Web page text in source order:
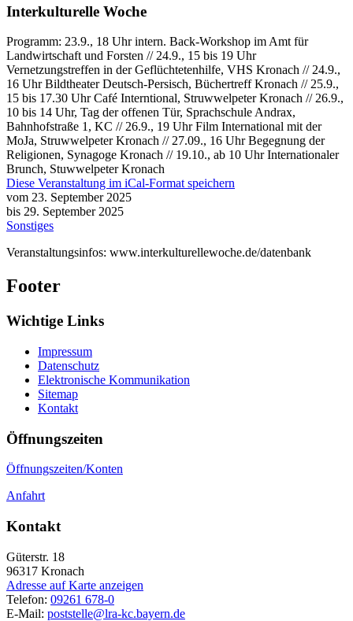
Interkulturelle Woche
Programm: 23.9., 18 Uhr intern. Back-Workshop im Amt für
Landwirtschaft und Forsten // 24.9., 15 bis 19 Uhr
Vernetzungstreffen in der Geflüchtetenhilfe, VHS Kronach // 24.9.,
16 Uhr Bildtheater Deutsch-Persisch, Büchertreff Kronach // 25.9.,
15 bis 17.30 Uhr Café Interntional, Struwwelpeter Kronach // 26.9.,
10 bis 14 Uhr, Tag der offenen Tür, Sprachschule Andrax,
Bahnhofstraße 1, KC // 26.9., 19 Uhr Film International mit der
MoJa, Struwwelpeter Kronach // 27.09., 16 Uhr Begegnung der
Religionen, Synagoge Kronach // 19.10., ab 10 Uhr Internationaler
Brunch, Stuwwelpeter Kronach
Diese Veranstaltung im iCal-Format speichern
vom 23. September 2025
bis 29. September 2025
Sonstiges
Veranstaltungsinfos: www.interkulturellewoche.de/datenbank
Footer
Wichtige Links
Impressum
Datenschutz
Elektronische Kommunikation
Sitemap
Kontakt
Öffnungszeiten
Öffnungszeiten/Konten
Anfahrt
Kontakt
Güterstr. 18
96317 Kronach
Adresse auf Karte anzeigen
Telefon: 09261 678-0
E-Mail: poststelle@lra-kc.bayern.de